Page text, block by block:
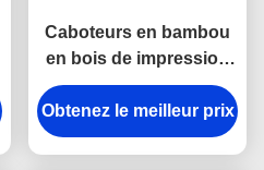
Caboteurs en bambou
en bois de impression
UV de boissons des
caboteurs 10x 1cm de
place
Obtenez le meilleur prix